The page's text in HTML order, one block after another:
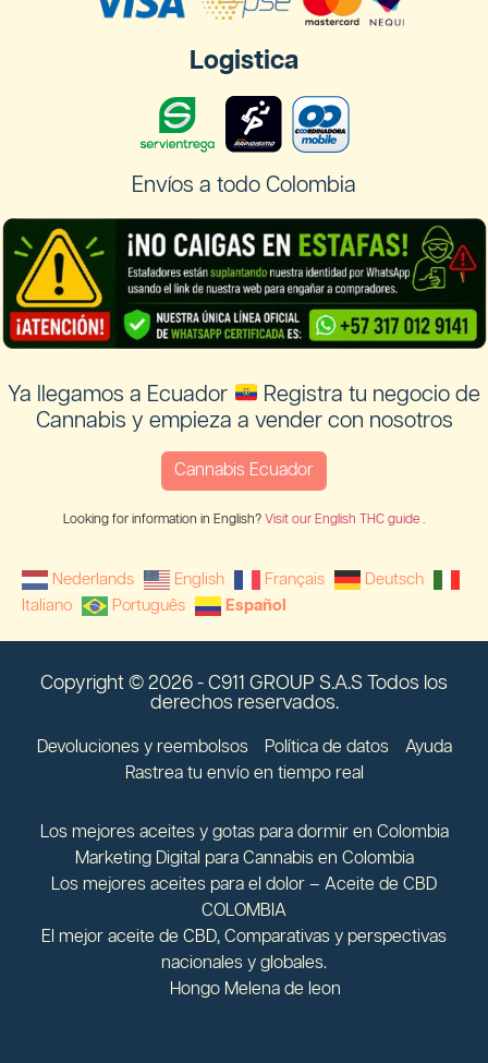
Logistica
Envíos a todo Colombia
Ya llegamos a Ecuador
Registra tu negocio de
Cannabis y empieza a vender con nosotros
Cannabis Ecuador
Looking for information in English? Visit our English THC guide .
Nederlands English Français
Deutsch
Italiano
Português Español
Copyright © 2026 - C911 GROUP S.A.S Todos los
derechos reservados.
Devoluciones y reembolsos Política de datos
Ayuda
Rastrea tu envío en tiempo real
Los mejores aceites y gotas para dormir en Colombia
Marketing Digital para Cannabis en Colombia
Los mejores aceites para el dolor – Aceite de CBD
COLOMBIA
El mejor aceite de CBD, Comparativas y perspectivas
nacionales y globales.
Hongo Melena de leon